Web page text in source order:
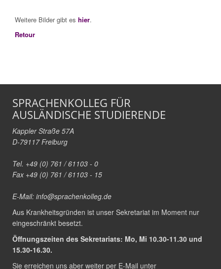
Weitere Bilder gibt es hier.
Retour
SPRACHENKOLLEG FÜR
AUSLÄNDISCHE STUDIERENDE
Kappler Straße 57A
D-79117 Freiburg
Tel. +49 (0) 761 / 61103 - 0
Fax +49 (0) 761 / 61103 - 15
E-Mail: info@sprachenkolleg.de
Aus Krankheitsgründen ist unser Sekretariat im Moment nur
eingeschränkt besetzt.
Öffnungszeiten des Sekretariats: Mo, Mi 10.30-11.30 und
15.30-16.30.
Sie erreichen uns aber weiter per E-Mail unter